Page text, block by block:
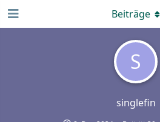
S
singlefin
Beiträge